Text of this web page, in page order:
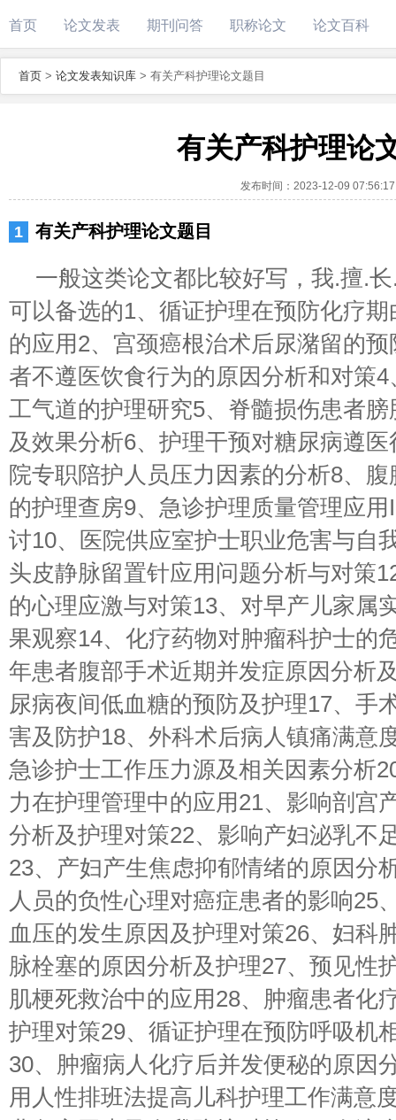
首页 论文发表 期刊问答 职称论文 论文百科
首页 > 论文发表知识库 > 有关产科护理论文题目
有关产科护理论
发布时间：2023-12-09 07:56:17
有关产科护理论文题目
一般这类论文都比较好写，我.擅.
可以备选的1、循证护理在预防化疗
的应用2、宫颈癌根治术后尿潴留的
者不遵医饮食行为的原因分析和对策
工气道的护理研究5、脊髓损伤患者
及效果分析6、护理干预对糖尿病遵
院专职陪护人员压力因素的分析8、
的护理查房9、急诊护理质量管理应
讨10、医院供应室护士职业危害与自
头皮静脉留置针应用问题分析与对策
的心理应激与对策13、对早产儿家属
果观察14、化疗药物对肿瘤科护士的
年患者腹部手术近期并发症原因分析
尿病夜间低血糖的预防及护理17、手
害及防护18、外科术后病人镇痛满意
急诊护士工作压力源及相关因素分析
力在护理管理中的应用21、影响剖宫
分析及护理对策22、影响产妇泌乳不
23、产妇产生焦虑抑郁情绪的原因分
人员的负性心理对癌症患者的影响25
血压的发生原因及护理对策26、妇科
脉栓塞的原因分析及护理27、预见性
肌梗死救治中的应用28、肿瘤患者化
护理对策29、循证护理在预防呼吸机
30、肿瘤病人化疗后并发便秘的原因
用人性排班法提高儿科护理工作满意